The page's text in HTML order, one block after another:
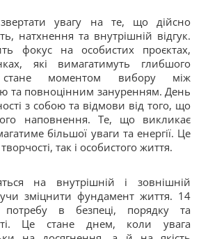
звертати увагу на те, що дійсно
натхнення та внутрішній відгук.
фокус на особистих проєктах,
які вимагатимуть глибшого
моментом вибору між
та повноцінним зануренням. День
з собою та відмови від того, що
наповнення. Те, що викликає
більшої уваги та енергії. Це
так і особистого життя.
на внутрішній і зовнішній
зміцнити фундамент життя. 14
в безпеці, порядку та
Це стане днем, коли увага